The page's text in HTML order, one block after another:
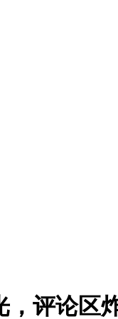
，评论区